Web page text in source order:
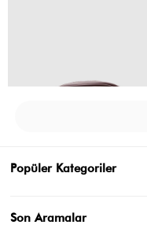
Popüler Kategoriler
Son Aramalar